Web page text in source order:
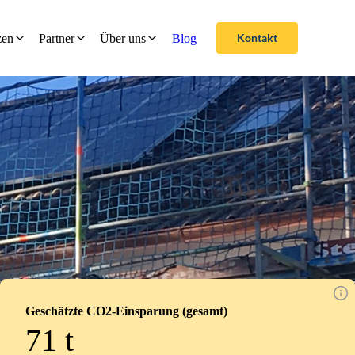
Partner Über uns Blog Kontakt
Geschätzte CO2-Einsparung (gesamt)
71 t